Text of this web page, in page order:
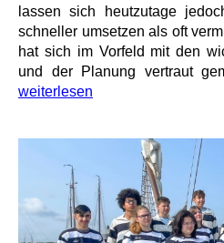
lassen sich heutzutage
schneller umsetzen als oft
hat sich im Vorfeld mit den
und der Planung vertraut
weiterlesen